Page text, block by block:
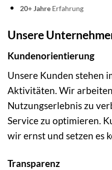
20+ JahreErfahrung
Unsere
Kundenorientierung
Unsere Kunden stehen
Aktivitäten. Wir
Nutzungserlebnis zu
Service zu optimieren.
wir ernst und setzen es
Transparenz